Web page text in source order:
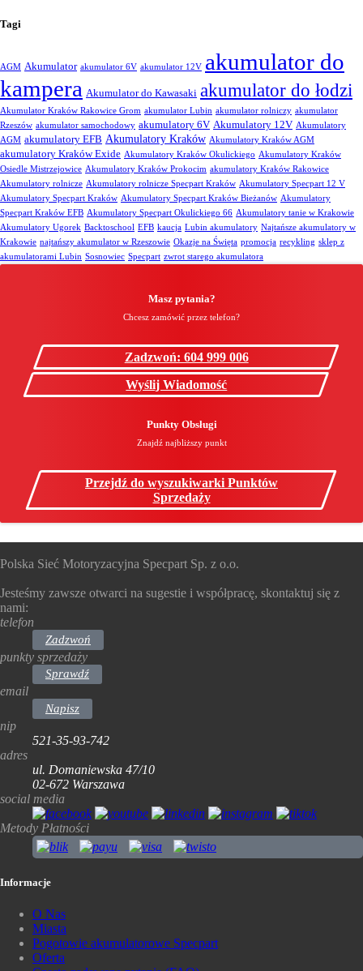
Tagi
AGM Akumulator akumulator 6V akumulator 12V akumulator do
kampera Akumulator do Kawasaki akumulator do łodzi
Akumulator Kraków Rakowice Grom akumulator Lubin akumulator rolniczy akumulator
Rzeszów akumulator samochodowy akumulatory 6V Akumulatory 12V Akumulatory
AGM akumulatory EFB Akumulatory Kraków Akumulatory Kraków AGM
akumulatory Kraków Exide Akumulatory Kraków Okulickiego Akumulatory Kraków
Osiedle Mistrzejowice Akumulatory Kraków Prokocim akumulatory Kraków Rakowice
Akumulatory rolnicze Akumulatory rolnicze Specpart Kraków Akumulatory Specpart 12 V
Akumulatory Specpart Kraków Akumulatory Specpart Kraków Bieżanów Akumulatory
Specpart Kraków EFB Akumulatory Specpart Okulickiego 66 Akumulatory tanie w Krakowie
Akumulatory Ugorek Backtoschool EFB kaucja Lubin akumulatory Najtańsze akumulatory w
Krakowie najtańszy akumulator w Rzeszowie Okazje na Święta promocja recykling sklep z
akumulatorami Lubin Sosnowiec Specpart zwrot starego akumulatora
Masz pytania?
Chcesz zamówić przez telefon?
Zadzwoń: 604 999 006
Wyślij Wiadomość
Punkty Obsługi
Znajdź najbliższy punkt
Przejdź do wyszukiwarki Punktów
Sprzedaży
Polska Sieć Motoryzacyjna Specpart Sp. z o.o.
Jesteśmy zawsze otwarci na sugestie i współpracę, skontaktuj się z
nami:
telefon
Zadzwoń
punkty sprzedaży
Sprawdź
email
Napisz
nip
521-35-93-742
adres
ul. Domaniewska 47/10
02-672 Warszawa
social media
Metody Płatności
Informacje
O Nas
Miasta
Pogotowie akumulatorowe Specpart
Oferta